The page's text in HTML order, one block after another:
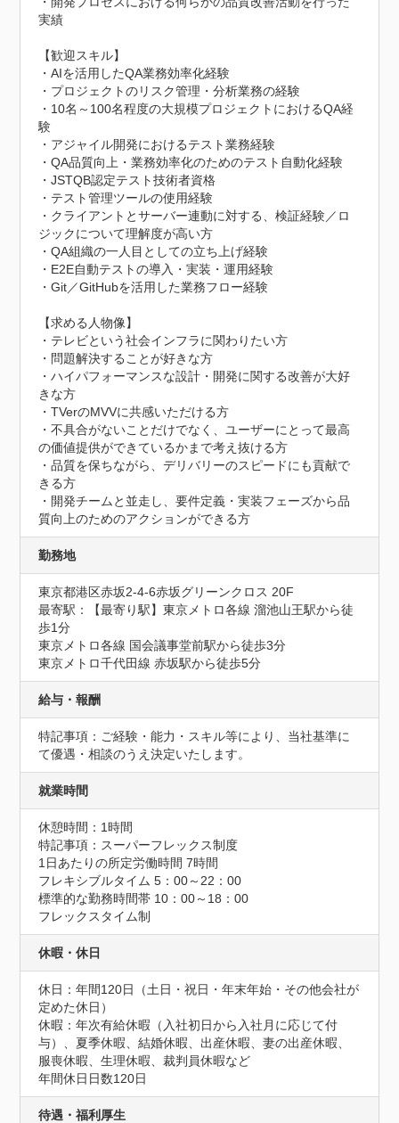
実績
【歓迎スキル】
・AIを活用したQA業務効率化経験
・プロジェクトのリスク管理・分析業務の経験
・10名～100名程度の大規模プロジェクトにおけるQA経
験
・アジャイル開発におけるテスト業務経験
・QA品質向上・業務効率化のためのテスト自動化経験
・JSTQB認定テスト技術者資格
・テスト管理ツールの使用経験
・クライアントとサーバー連動に対する、検証経験／ロ
ジックについて理解度が高い方
・QA組織の一人目としての立ち上げ経験
・E2E自動テストの導入・実装・運用経験
・Git／GitHubを活用した業務フロー経験
【求める人物像】
・テレビという社会インフラに関わりたい方
・問題解決することが好きな方
・ハイパフォーマンスな設計・開発に関する改善が大好
きな方
・TVerのMVVに共感いただける方
・不具合がないことだけでなく、ユーザーにとって最高
の価値提供ができているかまで考え抜ける方
・品質を保ちながら、デリバリーのスピードにも貢献で
きる方
・開発チームと並走し、要件定義・実装フェーズから品
質向上のためのアクションができる方
勤務地
東京都港区赤坂2-4-6赤坂グリーンクロス 20F
最寄駅：【最寄り駅】東京メトロ各線 溜池山王駅から徒
歩1分
東京メトロ各線 国会議事堂前駅から徒歩3分
東京メトロ千代田線 赤坂駅から徒歩5分
給与・報酬
特記事項：ご経験・能力・スキル等により、当社基準に
て優遇・相談のうえ決定いたします。
就業時間
休憩時間：1時間
特記事項：スーパーフレックス制度
1日あたりの所定労働時間 7時間
フレキシブルタイム 5：00～22：00
標準的な勤務時間帯 10：00～18：00
フレックスタイム制
休暇・休日
休日：年間120日（土日・祝日・年末年始・その他会社が
定めた休日）
休暇：年次有給休暇（入社初日から入社月に応じて付
与）、夏季休暇、結婚休暇、出産休暇、妻の出産休暇、
服喪休暇、生理休暇、裁判員休暇など
年間休日日数120日
待遇・福利厚生